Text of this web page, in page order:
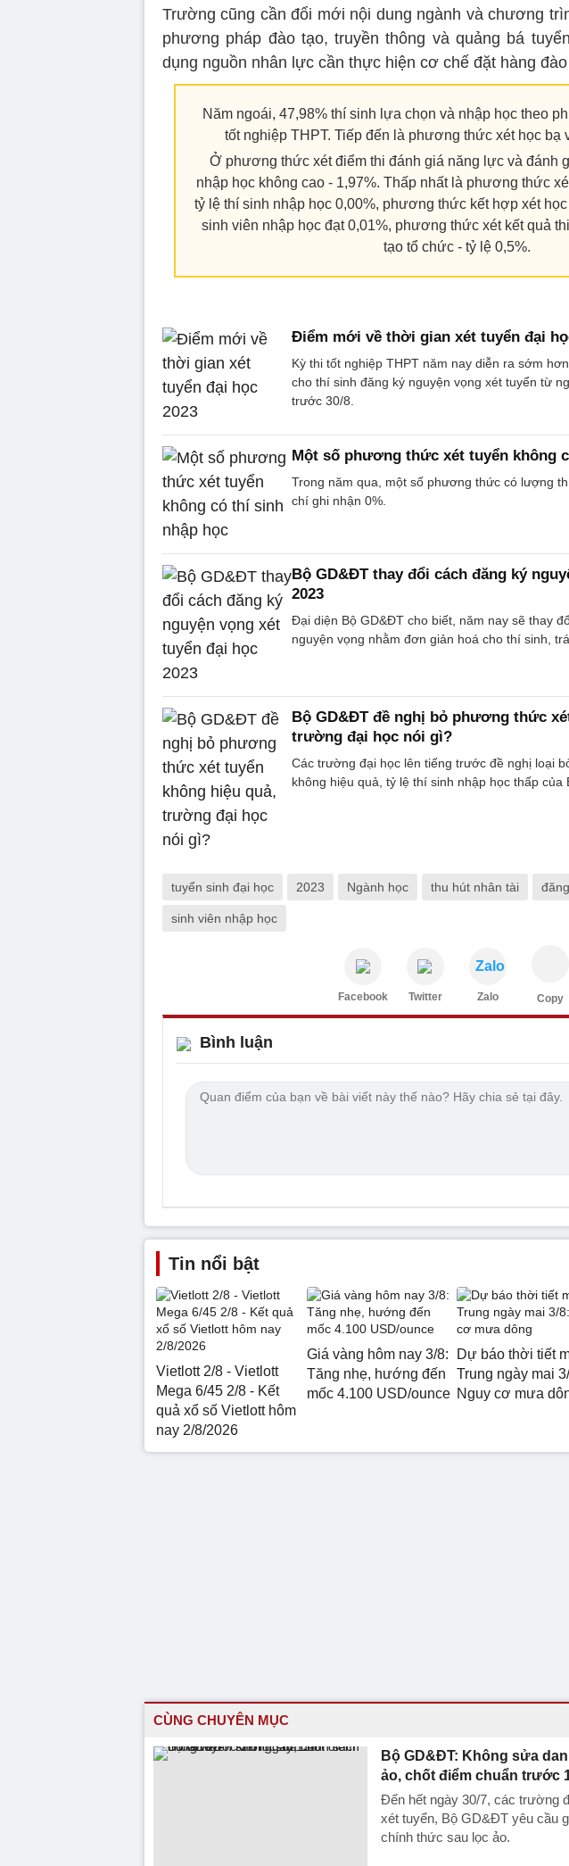
Trường cũng cần đổi mới nội dung ngành và chương
phương pháp đào tạo, truyền thông và quảng bá
dụng nguồn nhân lực cần thực hiện cơ chế đặt hàng
Năm ngoái, 47,98% thí sinh lựa chọn và nhập học theo
tốt nghiệp THPT. Tiếp đến là phương thức xét học bạ
Ở phương thức xét điểm thi đánh giá năng lực và đánh
nhập học không cao - 1,97%. Thấp nhất là phương thức
tỷ lệ thí sinh nhập học 0,00%, phương thức kết hợp xét
sinh viên nhập học đạt 0,01%, phương thức xét kết quả
tạo tổ chức - tỷ lệ 0,5%.
Điểm mới về thời gian xét tuyển đại
Kỳ thi tốt nghiệp THPT năm nay diễn ra sớm
cho thí sinh đăng ký nguyện vọng xét tuyển từ
trước 30/8.
Một số phương thức xét tuyển không
Trong năm qua, một số phương thức có lượng
chí ghi nhận 0%.
Bộ GD&ĐT thay đổi cách đăng ký
2023
Đại diện Bộ GD&ĐT cho biết, năm nay sẽ thay
nguyện vọng nhằm đơn giản hoá cho thí sinh,
Bộ GD&ĐT đề nghị bỏ phương thức
trường đại học nói gì?
Các trường đại học lên tiếng trước đề nghị loại
không hiệu quả, tỷ lệ thí sinh nhập học thấp của
tuyển sinh đại học 2023 Ngành học thu hút nhân tài
sinh viên nhập học
Facebook Twitter
Zalo
Zalo Copy
Bình luận
Tin nổi bật
Vietlott 2/8 - Vietlott
Mega 6/45 2/8 - Kết
quả xổ số Vietlott hôm
nay 2/8/2026
Giá vàng hôm nay 3/8:
Tăng nhẹ, hướng đến
mốc 4.100 USD/ounce
Dự báo thời tiết
Trung ngày mai
Nguy cơ mưa
CÙNG CHUYÊN MỤC
Bộ GD&ĐT: Không sửa
ảo, chốt điểm chuẩn trước
Đến hết ngày 30/7, các trường
xét tuyển, Bộ GD&ĐT yêu cầu
chính thức sau lọc ảo.